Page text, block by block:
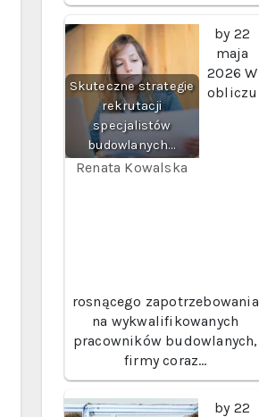
Skuteczne strategie
rekrutacji
specjalistów
budowlanych…
by
Renata Kowalska
22
maja
2026 W
obliczu
rosnącego zapotrzebowania
na wykwalifikowanych
pracowników budowlanych,
firmy coraz…
by 22